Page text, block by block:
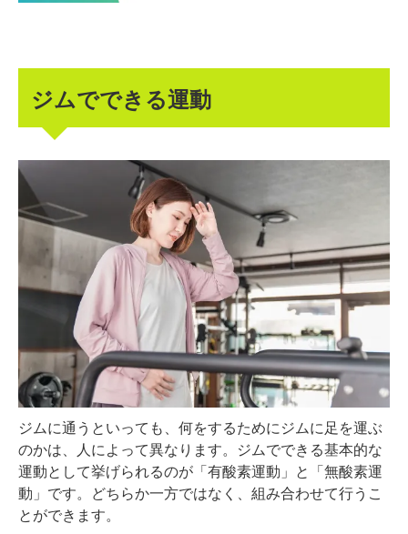
ジムでできる運動
ジムに通うといっても、何をするためにジムに足を運ぶ
のかは、人によって異なります。ジムでできる基本的な
運動として挙げられるのが「有酸素運動」と「無酸素運
動」です。どちらか一方ではなく、組み合わせて行うこ
とができます。